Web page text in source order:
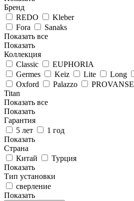
Бренд
REDO
Kleber
Fora
Sanaks
Показать все
Показать
Коллекция
Classic
EUPHORIA
Germes
Keiz Lite Long
Oxford
Palazzo PROVANSE
Titan
Показать все
Показать
Гарантия
5 лет
1 год
Показать
Страна
Китай
Турция
Показать
Тип установки
сверление
Показать